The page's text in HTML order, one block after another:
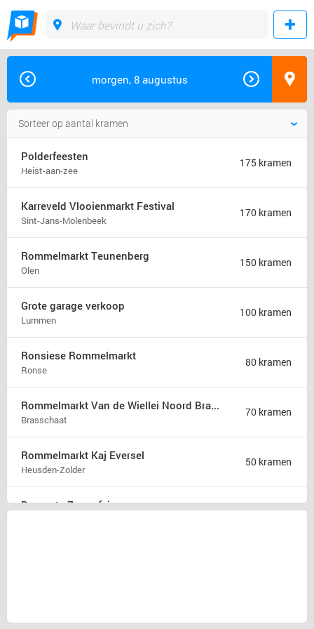
morgen, 8 augustus
Polderfeesten
Heist-aan-zee
175 kramen
Karreveld Vlooienmarkt Festival
Sint-Jans-Molenbeek
170 kramen
Rommelmarkt Teunenberg
Olen
150 kramen
Grote garage verkoop
Lummen
100 kramen
Ronsiese Rommelmarkt
Ronse
80 kramen
Rommelmarkt Van de Wiellei Noord Brasschaat
Brasschaat
70 kramen
Rommelmarkt Kaj Eversel
Heusden-Zolder
50 kramen
Brocante Zomerfair 18 kramen